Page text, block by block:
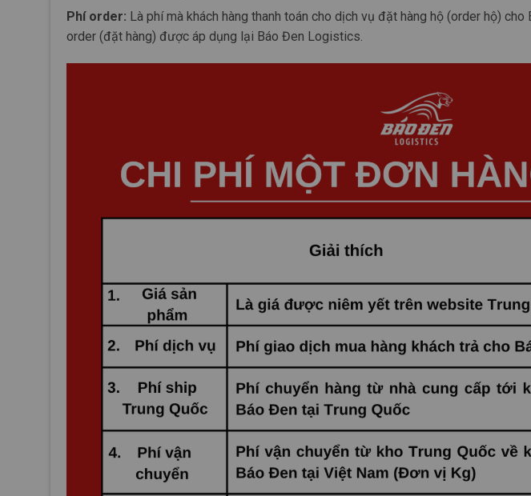
Phí order: Là phí mà khách hàng thanh toán cho dịch vụ đặt hàng hộ (order hộ)
order (đặt hàng) được áp dụng lại Báo Đen Logistics.